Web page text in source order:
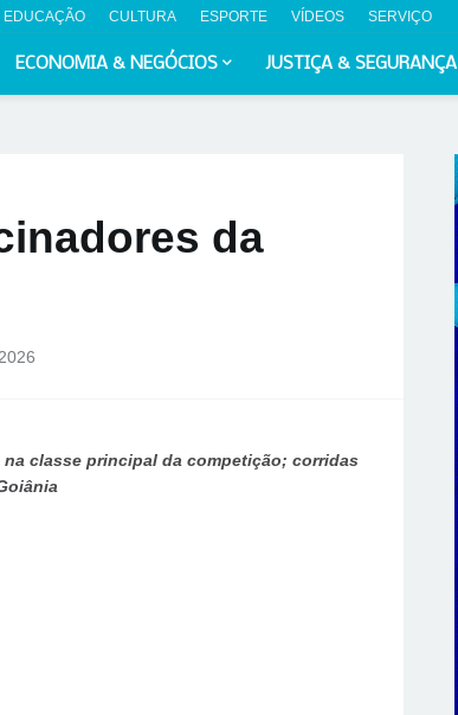
EDUCAÇÃO CULTURA ESPORTE VÍDEOS SERVIÇO
ECONOMIA & NEGÓCIOS JUSTIÇA & SEGURANÇA
da
classe principal da competição; corridas